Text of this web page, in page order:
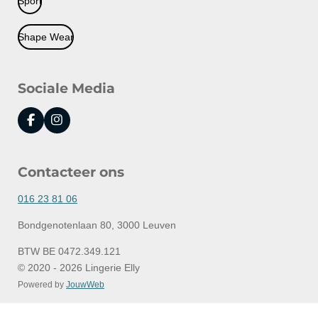
Shape Wear
Sociale Media
F
a
b
o
k
I
n
a
r
a
Contacteer ons
016 23 81 06
Bondgenotenlaan 80, 3000 Leuven
BTW BE 0472.349.121
© 2020 - 2026 Lingerie Elly
Powered by JouwWeb